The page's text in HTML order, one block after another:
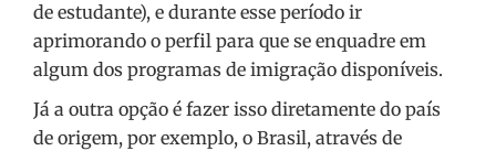
de estudante), e durante esse período ir
aprimorando o perfil para que se enquadre em
algum dos programas de imigração disponíveis.
Já a outra opção é fazer isso diretamente do país
de origem, por exemplo, o Brasil, através de